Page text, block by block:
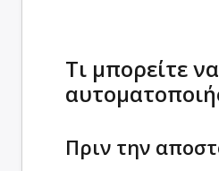
Τι μπορείτε να
Πριν την